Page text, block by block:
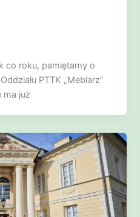
co roku, pamiętamy o
PTTK „Meblarz”
ma już